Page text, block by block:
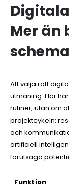
Mer än
Att välja rätt
utmaning. Här
rutiner, utan om
projektcykeln:
och
artificiell
förutsäga
Funktion